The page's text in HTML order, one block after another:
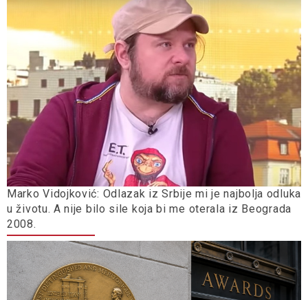
Marko Vidojković: Odlazak iz Srbije mi je najbolja odluka
u životu. A nije bilo sile koja bi me oterala iz Beograda
2008.